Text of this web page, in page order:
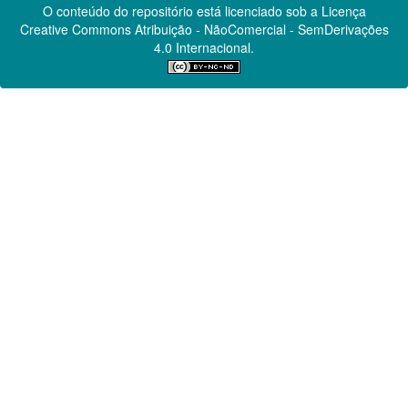
O conteúdo do repositório está licenciado sob a Licença
Creative CommonsAtribuição - NãoComercial - SemDerivações
4.0 Internacional.